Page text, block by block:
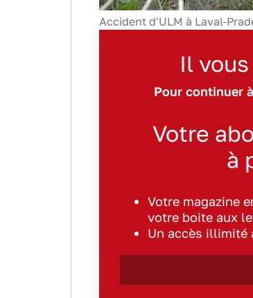
Accident d'ULM à Laval-
Il
Pour continuer
Votre
à
Votre magazine
votre boite aux
Un accès illimité